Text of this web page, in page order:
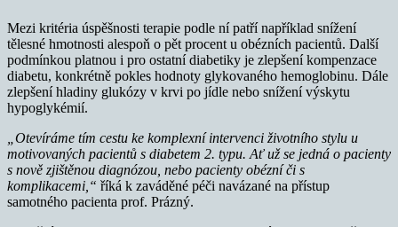
Mezi kritéria úspěšnosti terapie podle ní patří například snížení
tělesné hmotnosti alespoň o pět procent u obézních pacientů. Další
podmínkou platnou i pro ostatní diabetiky je zlepšení kompenzace
diabetu, konkrétně pokles hodnoty glykovaného hemoglobinu. Dále
zlepšení hladiny glukózy v krvi po jídle nebo snížení výskytu
hypoglykémií.
„Otevíráme tím cestu ke komplexní intervenci životního stylu u
motivovaných pacientů s diabetem 2. typu. Ať už se jedná o pacienty
s nově zjištěnou diagnózou, nebo pacienty obézní či s
komplikacemi,“ říká k zaváděné péči navázané na přístup
samotného pacienta prof. Prázný.